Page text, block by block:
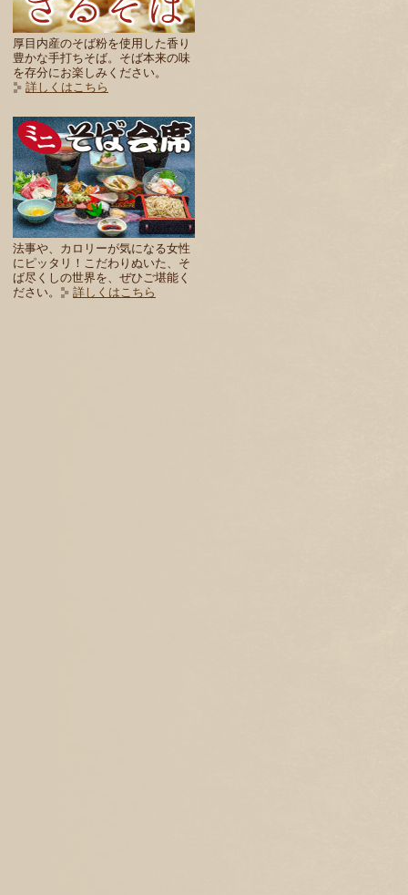
厚目内産のそば粉を使用した香り
豊かな手打ちそば。そば本来の味
を存分にお楽しみください。
詳しくはこちら
法事や、カロリーが気になる女性
にピッタリ！こだわりぬいた、そ
ば尽くしの世界を、ぜひご堪能く
ださい。
詳しくはこちら